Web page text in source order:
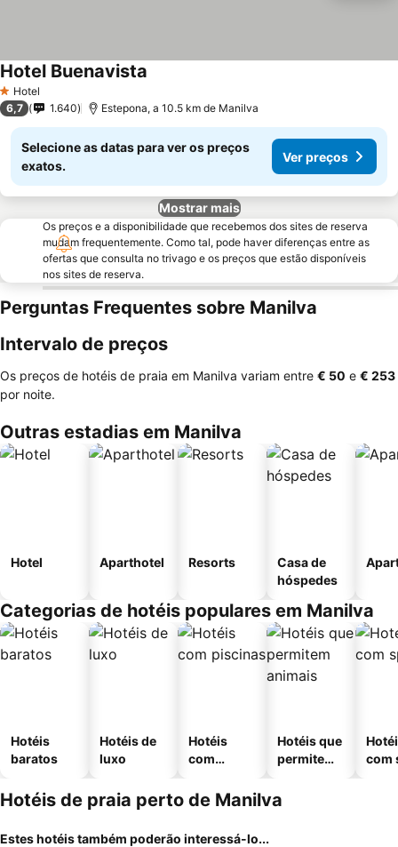
1 Estrelas
Hotel
Hotel Buenavista
6,7 1.640 Estepona, a 10.5 km de Manilva
Selecione as datas para ver os preços
exatos.
Ver preços
Mostrar mais
Os preços e a disponibilidade que recebemos dos sites de reserva
mudam frequentemente. Como tal, pode haver diferenças entre as
ofertas que consulta no trivago e os preços que estão disponíveis
nos sites de reserva.
Perguntas Frequentes sobre Manilva
Intervalo de preços
Os preços de hotéis de praia em Manilva variam entre ‎€ 50 e ‎€ 253
por noite.
Outras estadias em Manilva
Hotel Aparthotel Resorts
Casa de
hóspedes
Categorias de hotéis populares em Manilva
Hotéis
baratos
Hotéis de
luxo
Hotéis
com
Hotéis que
permitem
com
Hotéis de praia perto de Manilva
Estes hotéis também poderão interessá-lo...